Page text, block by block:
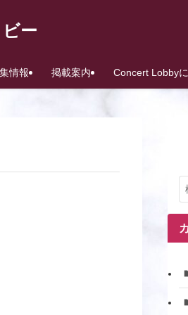
ー
情報 掲載案内 Concert Lobby